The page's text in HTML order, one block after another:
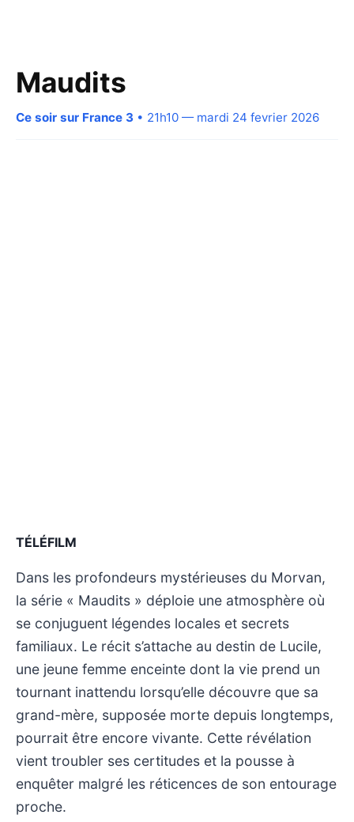
Maudits
Ce soir sur France 3 • 21h10 — mardi 24 fevrier 2026
TÉLÉFILM
Dans les profondeurs mystérieuses du Morvan,
la série « Maudits » déploie une atmosphère où
se conjuguent légendes locales et secrets
familiaux. Le récit s’attache au destin de Lucile,
une jeune femme enceinte dont la vie prend un
tournant inattendu lorsqu’elle découvre que sa
grand-mère, supposée morte depuis longtemps,
pourrait être encore vivante. Cette révélation
vient troubler ses certitudes et la pousse à
enquêter malgré les réticences de son entourage
proche.